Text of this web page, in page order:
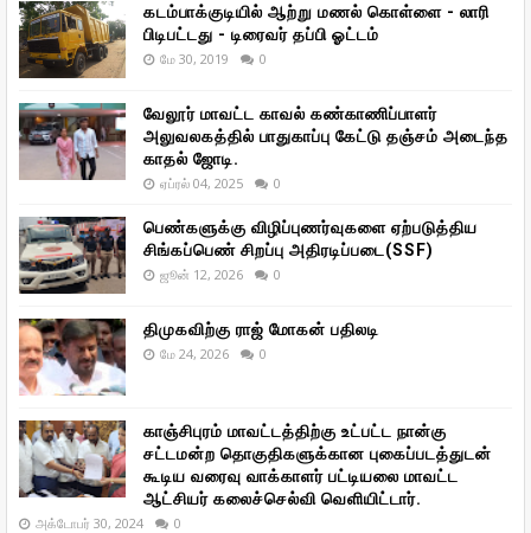
கடம்பாக்குடியில் ஆற்று மணல் கொள்ளை - லாரி
பிடிபட்டது - டிரைவர் தப்பி ஓட்டம்
மே 30, 2019 0
வேலூர் மாவட்ட காவல் கண்காணிப்பாளர்
அலுவலகத்தில் பாதுகாப்பு கேட்டு தஞ்சம் அடைந்த
காதல் ஜோடி.
ஏப்ரல் 04, 2025 0
பெண்களுக்கு விழிப்புணர்வுகளை ஏற்படுத்திய
சிங்கப்பெண் சிறப்பு அதிரடிப்படை(SSF)
ஜூன் 12, 2026 0
திமுகவிற்கு ராஜ் மோகன் பதிலடி
மே 24, 2026 0
காஞ்சிபுரம் மாவட்டத்திற்கு உட்பட்ட நான்கு
சட்டமன்ற தொகுதிகளுக்கான புகைப்படத்துடன்
கூடிய வரைவு வாக்காளர் பட்டியலை மாவட்ட
ஆட்சியர் கலைச்செல்வி வெளியிட்டார்.
அக்டோபர் 30, 2024 0